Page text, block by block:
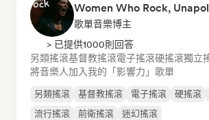
Women Who Rock,
歌單音樂博主
> 已提供1000則回答
另類搖滾基督教搖滾電子搖滾硬搖滾獨立
將音樂人加入我的「影響力」歌單
另類搖滾 基督教搖滾 電子搖滾 硬搖滾
流行搖滾
前衛搖滾 迷幻搖滾